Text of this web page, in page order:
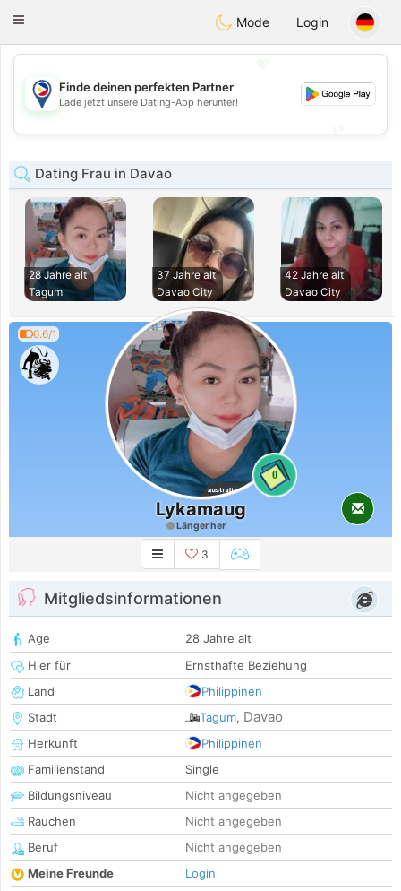
Philippines Chat
Toggle
Mode Login
💖
💕
Finde deinen perfekten Partner
Lade jetzt unsere Dating-App herunter!
Dating Frau in Davao
28 Jahre alt
Tagum
37 Jahre alt
Davao City
42 Jahre alt
Davao City
0.6/1
0
Lykamaug
Länger her
3
Mitgliedsinformationen
Age
28 Jahre alt
Hier für
Ernsthafte Beziehung
Land
Philippinen
Stadt
Tagum, Davao
Herkunft
Philippinen
Familienstand
Single
Bildungsniveau
Nicht angegeben
Rauchen
Nicht angegeben
Beruf
Nicht angegeben
Meine Freunde
Login